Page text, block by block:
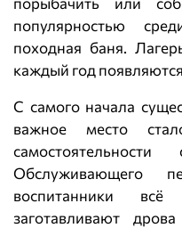
популярностью
походная баня.
каждый год
С самого начала
важное место
Обслуживающего
воспитанники
заготавливают